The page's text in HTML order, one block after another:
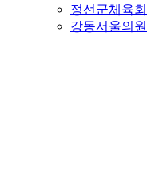
정선군체육회
강동서울의원